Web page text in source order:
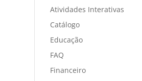
Atividades Interativas
Catálogo
Educação
FAQ
Financeiro